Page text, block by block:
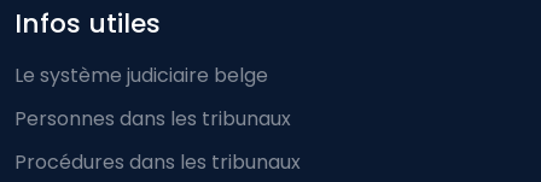
Infos utiles
Le système judiciaire belge
Personnes dans les tribunaux
Procédures dans les tribunaux